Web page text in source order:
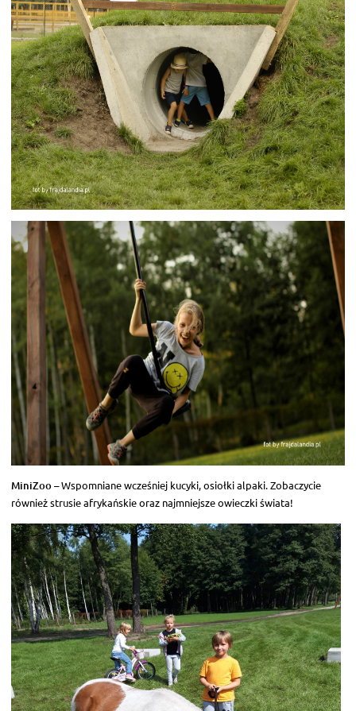
MiniZoo– Wspomniane wcześniej kucyki, osiołki alpaki. Zobaczycie
również strusie afrykańskie oraz najmniejsze owieczki świata!